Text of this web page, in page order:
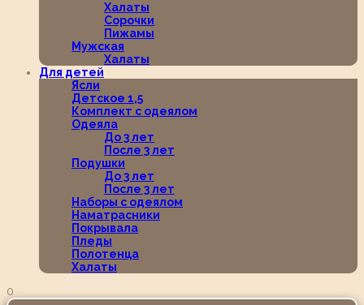
Халаты
Сорочки
Пижамы
Мужская
Халаты
Для детей
Ясли
Детское 1,5
Комплект с одеялом
Одеяла
До 3 лет
После 3 лет
Подушки
До 3 лет
После 3 лет
Наборы с одеялом
Наматрасники
Покрывала
Пледы
Полотенца
Халаты
0